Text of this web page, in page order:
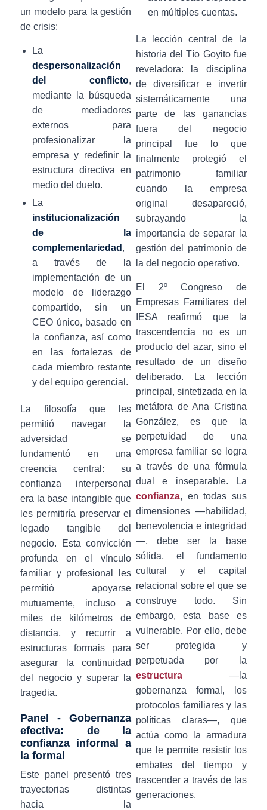
un modelo para la gestión
de crisis:
La
despersonalización
del conflicto,
mediante la búsqueda
de mediadores
externos para
profesionalizar la
empresa y redefinir la
estructura directiva en
medio del duelo.
La
institucionalización
de la
complementariedad ,
a través de la
implementación de un
modelo de liderazgo
compartido, sin un
CEO único, basado en
la confianza, así como
en las fortalezas de
cada miembro restante
y del equipo gerencial.
La filosofía que les
permitió navegar la
adversidad se
fundamentó en una
creencia central: su
confianza interpersonal
era la base intangible que
les permitiría preservar el
legado tangible del
negocio. Esta convicción
profunda en el vínculo
familiar y profesional les
permitió apoyarse
mutuamente, incluso a
miles de kilómetros de
distancia, y recurrir a
estructuras formais para
asegurar la continuidad
del negocio y superar la
tragedia.
Panel - Gobernanza
efectiva: de la
confianza informal a
la formal
Este panel presentó tres
trayectorias distintas
hacia la
en múltiples cuentas.
La lección central de la
historia del Tío Goyito fue
reveladora: la disciplina
de diversificar e invertir
sistemáticamente una
parte de las ganancias
fuera del negocio
principal fue lo que
finalmente protegió el
patrimonio familiar
cuando la empresa
original desapareció,
subrayando la
importancia de separar la
gestión del patrimonio de
la del negocio operativo.
El 2º Congreso de
Empresas Familiares del
IESA reafirmó que la
trascendencia no es un
producto del azar, sino el
resultado de un diseño
deliberado. La lección
principal, sintetizada en la
metáfora de Ana Cristina
González, es que la
perpetuidad de una
empresa familiar se logra
a través de una fórmula
dual e inseparable. La
confianza, en todas sus
dimensiones —habilidad,
benevolencia e integridad
—, debe ser la base
sólida, el fundamento
cultural y el capital
relacional sobre el que se
construye todo. Sin
embargo, esta base es
vulnerable. Por ello, debe
ser protegida y
perpetuada por la
estructura—la
gobernanza formal, los
protocolos familiares y las
políticas claras—, que
actúa como la armadura
que le permite resistir los
embates del tiempo y
trascender a través de las
generaciones.